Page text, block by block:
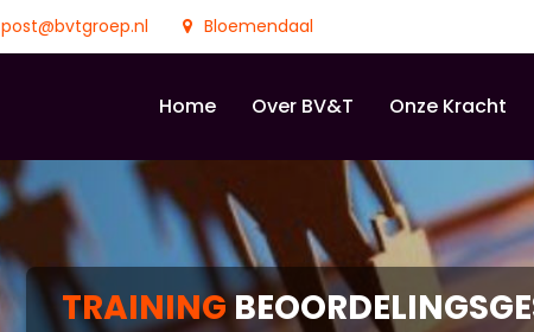
post@bvtgroep.nl Bloemendaal
Home Over BV&T Onze Kracht
TRAINING